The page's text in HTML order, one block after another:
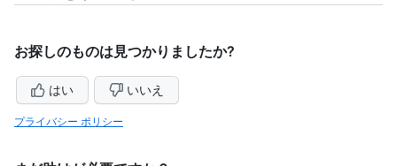
お探しのものは見つかりましたか?
はい いいえ
プライバシー ポリシー